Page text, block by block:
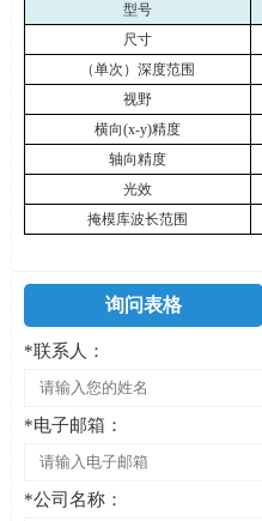
型号
尺寸
（单次）深度范围
视野
横向(x-y)精度
轴向精度
光效
掩模库波长范围
询问表格
*联系人：
*电子邮箱：
*公司名称：